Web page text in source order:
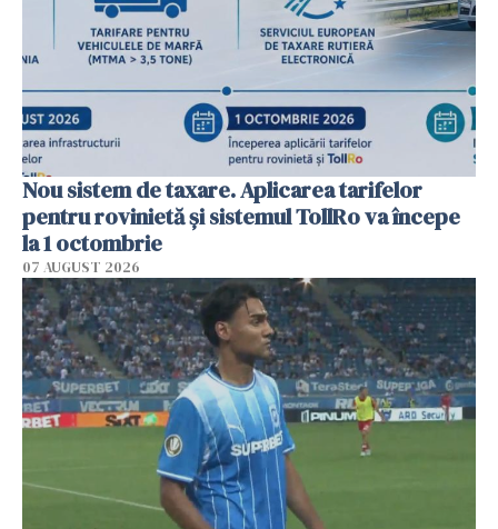
Nou sistem de taxare. Aplicarea tarifelor
pentru rovinietă şi sistemul TollRo va începe
la 1 octombrie
07 AUGUST 2026